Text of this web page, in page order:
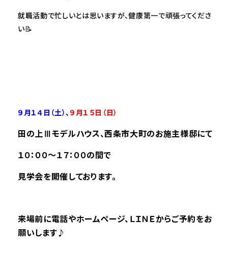
就職活動で忙しいとは思いますが、健康第一で頑張ってくださ
い📝
９月１４ 日（土）、 ９月１５日（日）
田の上Ⅲモデルハウス、西条市大町のお施主様邸にて
１０：００～１７：００の間で
見学会を開催しております。
来場前に電話やホームページ、ＬＩＮＥからご予約をお
願いします♪